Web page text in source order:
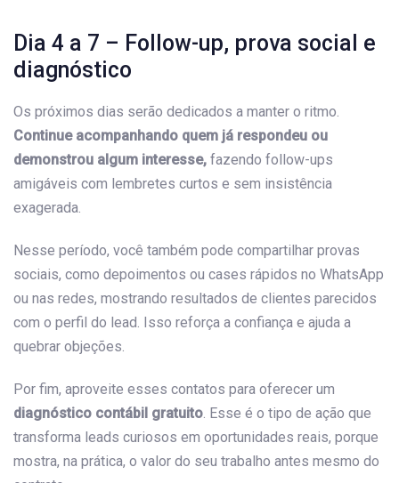
Dia 4 a 7 – Follow-up, prova social e
diagnóstico
Os próximos dias serão dedicados a manter o ritmo.
Continue acompanhando quem já respondeu ou
demonstrou algum interesse, fazendo follow-ups
amigáveis com lembretes curtos e sem insistência
exagerada.
Nesse período, você também pode compartilhar provas
sociais, como depoimentos ou cases rápidos no WhatsApp
ou nas redes, mostrando resultados de clientes parecidos
com o perfil do lead. Isso reforça a confiança e ajuda a
quebrar objeções.
Por fim, aproveite esses contatos para oferecer um
diagnóstico contábil gratuito. Esse é o tipo de ação que
transforma leads curiosos em oportunidades reais, porque
mostra, na prática, o valor do seu trabalho antes mesmo do